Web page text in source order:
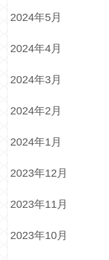
2024年5月
2024年4月
2024年3月
2024年2月
2024年1月
2023年12月
2023年11月
2023年10月